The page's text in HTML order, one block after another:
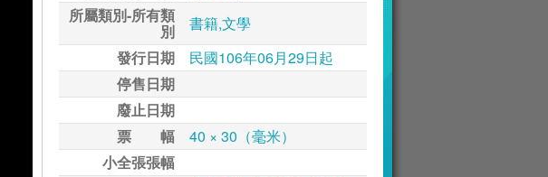
所屬類別-所有類
別
書籍,文學
發行日期
民國106年06月29日起
停售日期
廢止日期
票 幅
40 × 30（毫米）
小全張張幅